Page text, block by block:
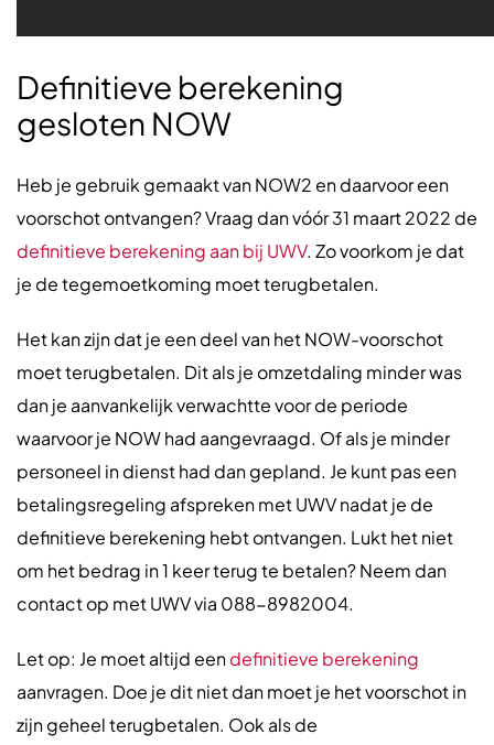
Definitieve berekening
gesloten NOW
Heb je gebruik gemaakt van NOW2 en daarvoor een
voorschot ontvangen? Vraag dan vóór 31 maart 2022 de
definitieve berekening aan bij UWV. Zo voorkom je dat
je de tegemoetkoming moet terugbetalen.
Het kan zijn dat je een deel van het NOW-voorschot
moet terugbetalen. Dit als je omzetdaling minder was
dan je aanvankelijk verwachtte voor de periode
waarvoor je NOW had aangevraagd. Of als je minder
personeel in dienst had dan gepland. Je kunt pas een
betalingsregeling afspreken met UWV nadat je de
definitieve berekening hebt ontvangen. Lukt het niet
om het bedrag in 1 keer terug te betalen? Neem dan
contact op met UWV via 088-8982004.
Let op: Je moet altijd eendefinitieve berekening
aanvragen. Doe je dit niet dan moet je het voorschot in
zijn geheel terugbetalen. Ook als de